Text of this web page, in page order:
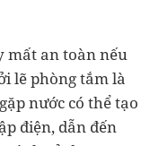
mất an toàn nếu
lẽ phòng tắm là
nước có thể tạo
điện, dẫn đến